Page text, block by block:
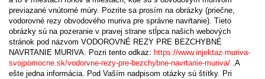
previazané vnútorné múry. Pozrite sa prosím na obrázky (priečne,
vodorovné rezy obvodového muriva pre správne navŕtanie). Tieto
obrázky sú na pozeranie v pravej strane stĺpca našich webových
stránok pod názvom VODOROVNÉ REZY PRE BEZCHYBNÉ
NAVRTANIE MURIVA. Pozri tento odkaz: https://www.injektaz-muriva-
svojpomocne.sk/vodorvne-rezy-pre-bezchybne-navrtanie-muriva/ .A
ešte jedna informácia. Pod Vaším nadpisom otázky sú štítky. Pri